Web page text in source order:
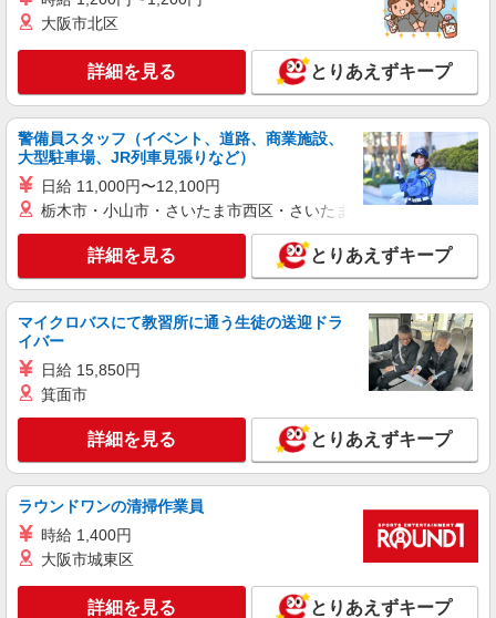
株式会社HITOWA フードサービスカンパニー
月給23万円〜30万円 ※給与は経験や前職給与
に応じて決定します。 賞与年2回
2-16-12）
キープ 詳細を見る
アルバイト パート
ケンタッキーフライドチキン 京成勝田台店
カウンター・キッチンスタッフ ＜優先募集日
時＞土日祝 フルタイム
時給1150円 ＜高校生＞時給1150円
ケンタッキーフライドチキン イオンモール八千代緑が丘店
カウンター・キッチンスタッフ ＜優先募集日
丘2F
大阪市北区
詳細を見る とりあえずキープ
警備員スタッフ（イベント、道路、商業施設、
大型駐車場、JR列車見張りなど）
日給 11,000円〜12,100円
栃木市・小山市・さいたま市西区・さいたま市岩槻区・久喜市・
詳細を見る とりあえずキープ
マイクロバスにて教習所に通う生徒の送迎ドラ
イバー
日給 15,850円
箕面市
詳細を見る とりあえずキープ
ラウンドワンの清掃作業員
時給 1,400円
大阪市城東区
詳細を見る とりあえずキープ